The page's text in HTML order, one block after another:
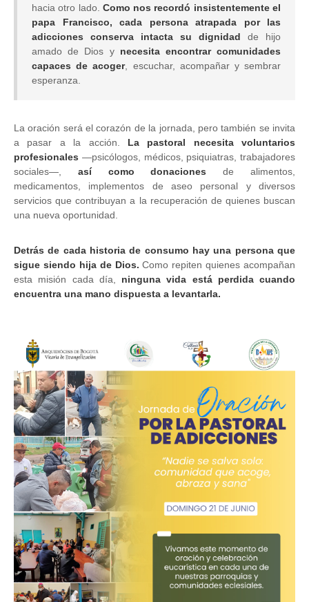
hacia otro lado. Como nos recordó insistentemente el
papa Francisco, cada persona atrapada por las
adicciones conserva intacta su dignidad de hijo
amado de Dios y necesita encontrar comunidades
capaces de acoger, escuchar, acompañar y sembrar
esperanza.
La oración será el corazón de la jornada, pero también se invita
a pasar a la acción. La pastoral necesita voluntarios
profesionales —psicólogos, médicos, psiquiatras, trabajadores
sociales—, así como donaciones de alimentos,
medicamentos, implementos de aseo personal y diversos
servicios que contribuyan a la recuperación de quienes buscan
una nueva oportunidad.
Detrás de cada historia de consumo hay una persona que
sigue siendo hija de Dios.Como repiten quienes acompañan
esta misión cada día, ninguna vida está perdida cuando
encuentra una mano dispuesta a levantarla.
Image